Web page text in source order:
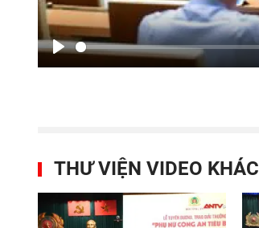
Play
THƯ VIỆN VIDEO KHÁC